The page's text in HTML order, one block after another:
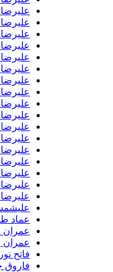
علیرضا آراسته
علیرضا بهمنی
علیرضا رحیم ناز
علیرضا رضایی
علیرضا روزگار
علیرضا طلیسچی
علیرضا
علیرضا ظریف
علیرضا عباس
علیرضا قادری
علیرضا قاضی
علیرضا قربانی
علیرضا کیایی
علیرضا مهدیان
علیرضا مهرکام
علیرضا ندرلو
علیرضا ی
علیشمس و
عماد طالب زاده
عمران ، حامد
عمران و مجید
فاتح نورایی
فاروق جدلی